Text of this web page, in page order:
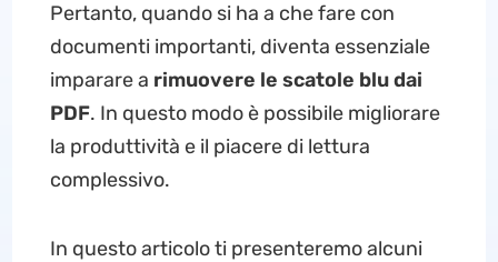
Pertanto, quando si ha a che fare con
documenti importanti, diventa essenziale
imparare a rimuovere le scatole blu dai
PDF. In questo modo è possibile migliorare
la produttività e il piacere di lettura
complessivo.
In questo articolo ti presenteremo alcuni